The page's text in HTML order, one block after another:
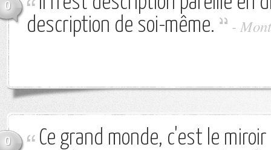
0
description de soi-même.
-
0
Ce grand monde, c'est le